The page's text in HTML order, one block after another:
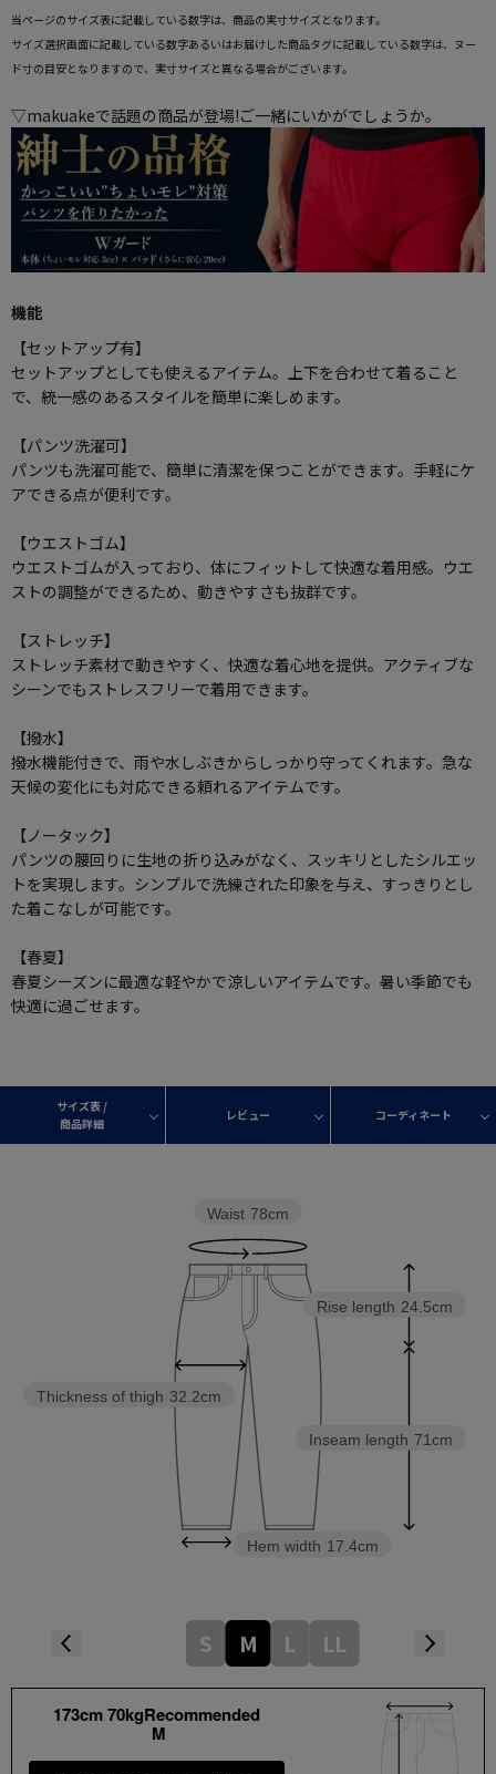
当ページのサイズ表に記載している数字は、商品の実寸サイズとなります。
サイズ選択画面に記載している数字あるいはお届けした商品タグに記載している数字は、ヌー
ド寸の目安となりますので、実寸サイズと異なる場合がございます。
▽makuakeで話題の商品が登場!ご一緒にいかがでしょうか。
機能
【セットアップ有】
セットアップとしても使えるアイテム。上下を合わせて着ること
で、統一感のあるスタイルを簡単に楽しめます。
【パンツ洗濯可】
パンツも洗濯可能で、簡単に清潔を保つことができます。手軽にケ
アできる点が便利です。
【ウエストゴム】
ウエストゴムが入っており、体にフィットして快適な着用感。ウエ
ストの調整ができるため、動きやすさも抜群です。
【ストレッチ】
ストレッチ素材で動きやすく、快適な着心地を提供。アクティブな
シーンでもストレスフリーで着用できます。
【撥水】
撥水機能付きで、雨や水しぶきからしっかり守ってくれます。急な
天候の変化にも対応できる頼れるアイテムです。
【ノータック】
パンツの腰回りに生地の折り込みがなく、スッキリとしたシルエッ
トを実現します。シンプルで洗練された印象を与え、すっきりとし
た着こなしが可能です。
【春夏】
春夏シーズンに最適な軽やかで涼しいアイテムです。暑い季節でも
快適に過ごせます。
サイズ表 /
商品詳細
レビュー コーディネート
Inseam length 71cm
Rise length 24.5cm
Hem width 17.4cm
Thickness of thigh 32.2cm
Waist 78cm
S M L LL
173cm 70kgRecommended
M